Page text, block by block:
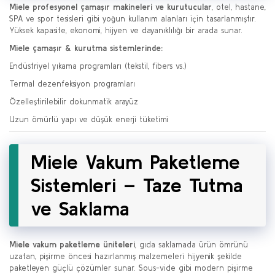
Miele profesyonel çamaşır makineleri ve kurutucular, otel, hastane,
SPA ve spor tesisleri gibi yoğun kullanım alanları için tasarlanmıştır.
Yüksek kapasite, ekonomi, hijyen ve dayanıklılığı bir arada sunar.
Miele çamaşır & kurutma sistemlerinde:
Endüstriyel yıkama programları (tekstil, fibers vs.)
Termal dezenfeksiyon programları
Özelleştirilebilir dokunmatik arayüz
Uzun ömürlü yapı ve düşük enerji tüketimi
Miele Vakum Paketleme
Sistemleri – Taze Tutma
ve Saklama
Miele vakum paketleme üniteleri, gıda saklamada ürün ömrünü
uzatan, pişirme öncesi hazırlanmış malzemeleri hijyenik şekilde
paketleyen güçlü çözümler sunar. Sous-vide gibi modern pişirme